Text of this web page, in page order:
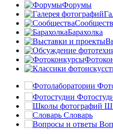
Форумы
Барахолка
Словарь